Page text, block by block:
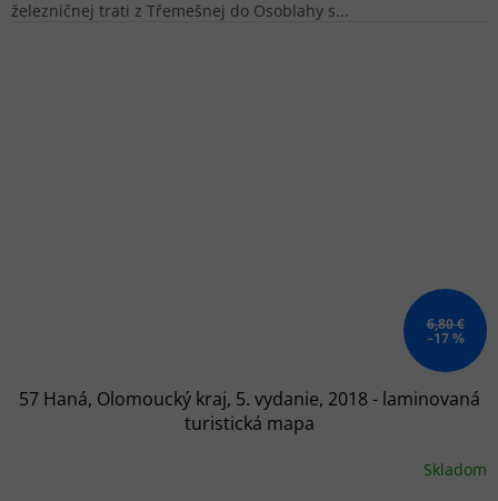
železničnej trati z Třemešnej do Osoblahy s...
6,80 €
–17 %
57 Haná, Olomoucký kraj, 5. vydanie, 2018 - laminovaná
turistická mapa
Skladom